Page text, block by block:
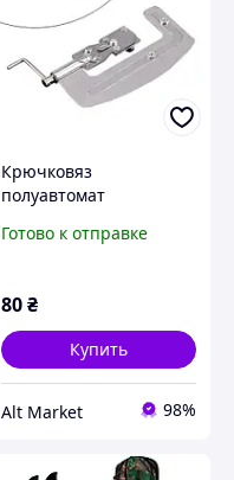
Крючковяз
полуавтомат
для вязания крючков к
Готово к отправке
80₴
Купить
Alt Market 98%